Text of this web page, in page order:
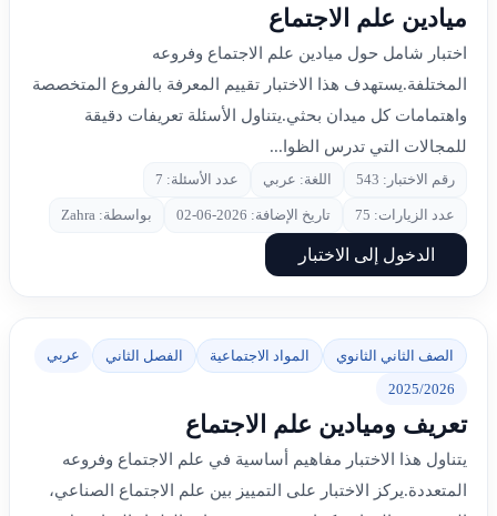
ميادين علم الاجتماع
اختبار شامل حول ميادين علم الاجتماع وفروعه
المختلفة.يستهدف هذا الاختبار تقييم المعرفة بالفروع المتخصصة
واهتمامات كل ميدان بحثي.يتناول الأسئلة تعريفات دقيقة
للمجالات التي تدرس الظوا...
رقم الاختبار: 543 اللغة: عربي عدد الأسئلة: 7
عدد الزيارات: 75 تاريخ الإضافة: 2026-06-02 بواسطة: Zahra
الدخول إلى الاختبار
الصف الثاني الثانوي المواد الاجتماعية الفصل الثاني عربي
2025/2026
تعريف وميادين علم الاجتماع
يتناول هذا الاختبار مفاهيم أساسية في علم الاجتماع وفروعه
المتعددة.يركز الاختبار على التمييز بين علم الاجتماع الصناعي،